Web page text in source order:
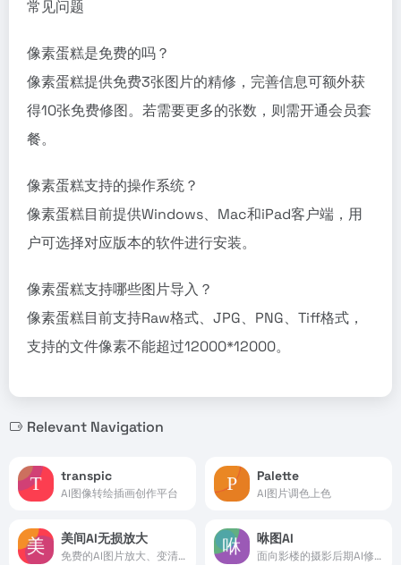
常见问题
像素蛋糕是免费的吗？
像素蛋糕提供免费3张图片的精修，完善信息可额外获
得10张免费修图。若需要更多的张数，则需开通会员套
餐。
像素蛋糕支持的操作系统？
像素蛋糕目前提供Windows、Mac和iPad客户端，用
户可选择对应版本的软件进行安装。
像素蛋糕支持哪些图片导入？
像素蛋糕目前支持Raw格式、JPG、PNG、Tiff格式，
支持的文件像素不能超过12000*12000。
Relevant Navigation
transpic
AI图像转绘插画创作平台
Palette
AI图片调色上色
美间AI无损放大
免费的AI图片放大、变清晰工具
咻图AI
面向影楼的摄影后期AI修图软件